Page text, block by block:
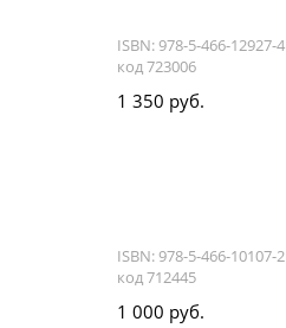
ISBN: 978-5-466-12927-4
код 723006
1 350 руб.
ISBN: 978-5-466-10107-2
код 712445
1 000 руб.